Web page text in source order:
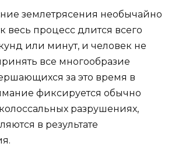
землетрясения необычайно
весь процесс длится всего
или минут, и человек не
все многообразие
за это время в
фиксируется обычно
разрушениях,
в результате